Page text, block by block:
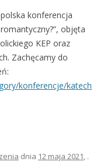
konferencja
objęta
KEP oraz
Zachęcamy do
konferencje/katech
dnia 12 maja 2021, .